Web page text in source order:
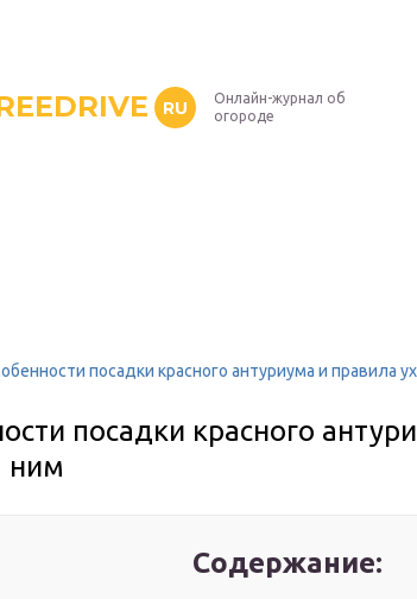
RU
Онлайн-журнал об
огороде
посадки красного антуриума и правила
посадки красного
ним
Содержание: